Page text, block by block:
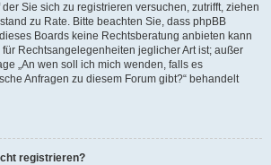
Sie sich zu registrieren versuchen, zutrifft, ziehen
zu Rate. Bitte beachten Sie, dass phpBB
Boards keine Rechtsberatung anbieten kann
Rechtsangelegenheiten jeglicher Art ist; außer
„An wen soll ich mich wenden, falls es
Anfragen zu diesem Forum gibt?“ behandelt
registrieren?